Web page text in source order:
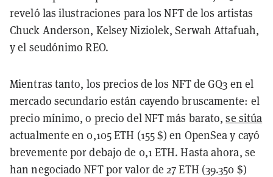
reveló las ilustraciones para los NFT de los artistas
Chuck Anderson, Kelsey Niziolek, Serwah Attafuah,
y el seudónimo REO.
Mientras tanto, los precios de los NFT de GQ3 en el
mercado secundario están cayendo bruscamente: el
precio mínimo, o precio del NFT más barato,se sitúa
actualmente en 0,105 ETH (155 $) en OpenSea y cayó
brevemente por debajo de 0,1 ETH. Hasta ahora, se
han negociado NFT por valor de 27 ETH (39.350 $)